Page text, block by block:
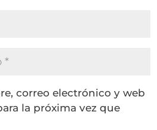
correo electrónico y web
la próxima vez que